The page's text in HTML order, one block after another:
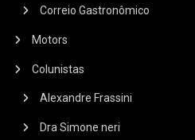
Correio Gastronômico
Motors
Colunistas
Alexandre Frassini
Dra Simone neri